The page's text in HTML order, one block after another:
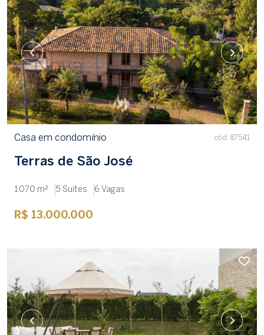
Casa em condomínio cód. 87541
Terras de São José
1.070 m² 5 Suítes 6 Vagas
R$ 13.000.000